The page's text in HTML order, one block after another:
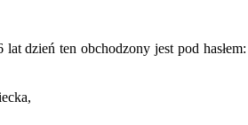
dzień ten obchodzony jest pod